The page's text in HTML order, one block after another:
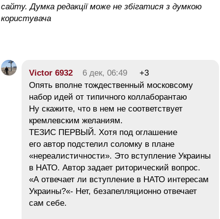
сайту. Думка редакції може не збігатися з думкою
користувача
Victor 6932 6 дек, 06:49
+3
Опять вполне тождественный московсому
набор идей от типичного коллаборантаю
Ну скажите, что в нем не соответствует
кремлевским желаниям.
ТЕЗИС ПЕРВЫЙ. Хотя под оглашение
его автор подстелил соломку в плане
«нереалистичности». Это вступление Украины
в НАТО. Автор задает риторический вопрос.
«А отвечает ли вступление в НАТО интересам
Украины?«- Нет, безапелляционно отвечает
сам себе.